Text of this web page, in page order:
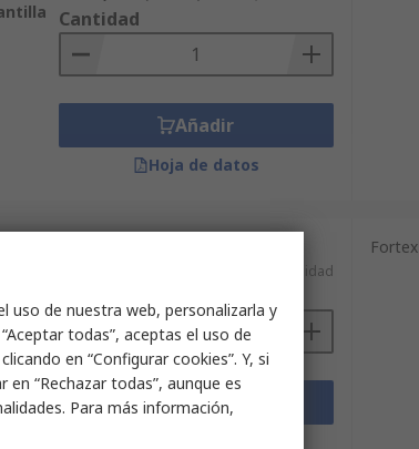
Cantidad
Añadir
Hoja de datos
1.335,39 €/unidad
Añadir
Fortex
uso de nuestra web, personalizarla y
todas”, aceptas el uso de
en “Configurar cookies”. Y, si
“Rechazar todas”, aunque es
Para más información,